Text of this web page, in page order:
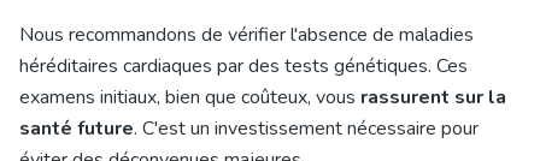
Nous recommandons de vérifier l'absence de maladies
héréditaires cardiaques par des tests génétiques. Ces
examens initiaux, bien que coûteux, vous rassurent sur la
santé future. C'est un investissement nécessaire pour